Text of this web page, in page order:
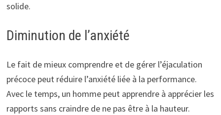
solide.
Diminution de l’anxiété
Le fait de mieux comprendre et de gérer l’éjaculation
précoce peut réduire l’anxiété liée à la performance.
Avec le temps, un homme peut apprendre à apprécier les
rapports sans craindre de ne pas être à la hauteur.